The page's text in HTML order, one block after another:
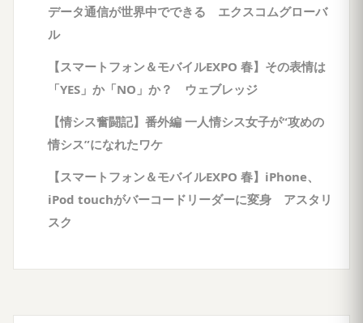
データ通信が世界中でできる エクスコムグローバ
ル
【スマートフォン＆モバイルEXPO 春】その表情は
「YES」か「NO」か？ ウェブレッジ
【情シス奮闘記】番外編 一人情シス女子が“攻めの
情シス”になれたワケ
【スマートフォン＆モバイルEXPO 春】iPhone、
iPod touchがバーコードリーダーに変身 アスタリ
スク